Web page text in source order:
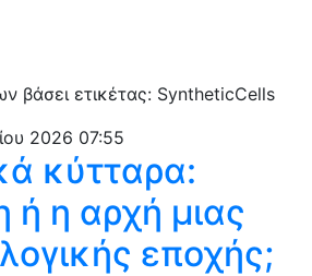
βάσει ετικέτας: SyntheticCells
2026 07:55
κύτταρα:
ή η αρχή μιας
εποχής;